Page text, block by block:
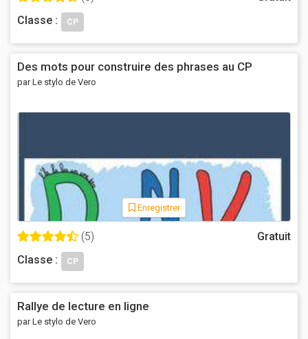
Classe :
CP
Des mots pour construire des phrases au CP
par Le stylo de Vero
Enregistrer
(5)
Gratuit
Classe :
CP
Rallye de lecture en ligne
par Le stylo de Vero